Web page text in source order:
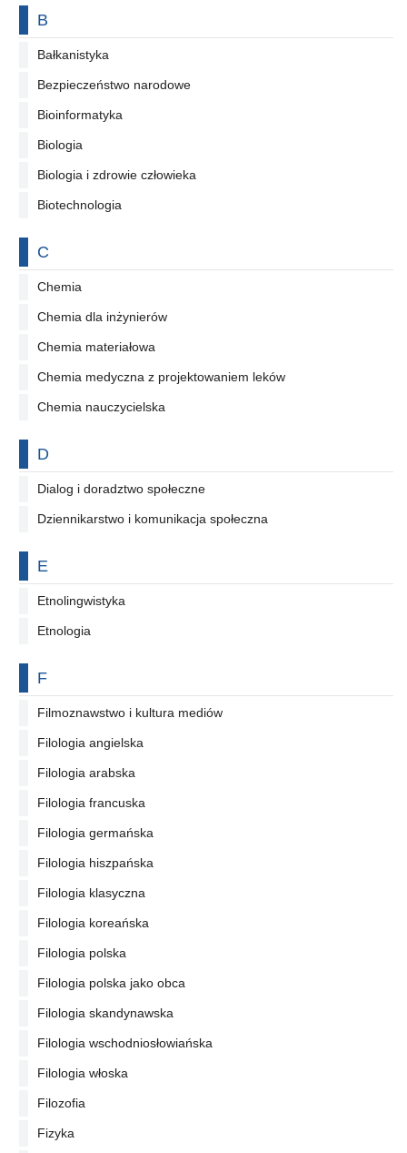
Na literę
B
Bałkanistyka
Bezpieczeństwo narodowe
Bioinformatyka
Biologia
Biologia i zdrowie człowieka
Biotechnologia
Na literę
C
Chemia
Chemia dla inżynierów
Chemia materiałowa
Chemia medyczna z projektowaniem leków
Chemia nauczycielska
Na literę
D
Dialog i doradztwo społeczne
Dziennikarstwo i komunikacja społeczna
Na literę
E
Etnolingwistyka
Etnologia
Na literę
F
Filmoznawstwo i kultura mediów
Filologia angielska
Filologia arabska
Filologia francuska
Filologia germańska
Filologia hiszpańska
Filologia klasyczna
Filologia koreańska
Filologia polska
Filologia polska jako obca
Filologia skandynawska
Filologia wschodniosłowiańska
Filologia włoska
Filozofia
Fizyka